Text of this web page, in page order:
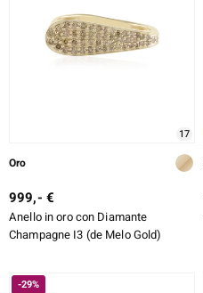
17
Oro
999,- €
Anello in oro con Diamante
Champagne I3 (de Melo Gold)
-29%